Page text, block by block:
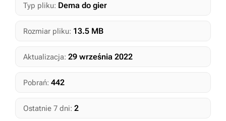
Typ pliku: Dema do gier
Rozmiar pliku: 13.5 MB
Aktualizacja: 29 września 2022
Pobrań: 442
Ostatnie 7 dni: 2